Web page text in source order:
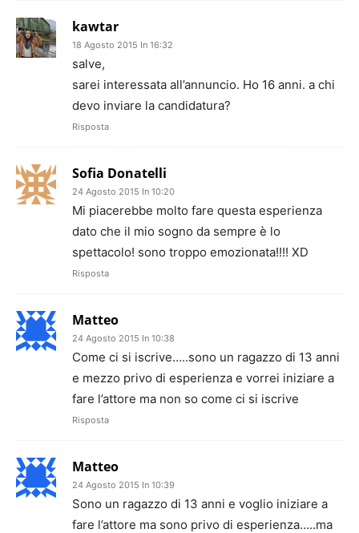
kawtar
18 Agosto 2015 In 16:32
salve,
sarei interessata all’annuncio. Ho 16 anni. a chi
devo inviare la candidatura?
Risposta
Sofia Donatelli
24 Agosto 2015 In 10:20
Mi piacerebbe molto fare questa esperienza
dato che il mio sogno da sempre è lo
spettacolo! sono troppo emozionata!!!! XD
Risposta
Matteo
24 Agosto 2015 In 10:38
Come ci si iscrive…..sono un ragazzo di 13 anni
e mezzo privo di esperienza e vorrei iniziare a
fare l’attore ma non so come ci si iscrive
Risposta
Matteo
24 Agosto 2015 In 10:39
Sono un ragazzo di 13 anni e voglio iniziare a
fare l’attore ma sono privo di esperienza…..ma